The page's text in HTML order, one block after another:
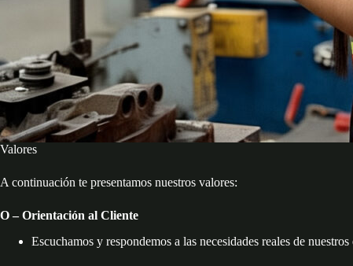
Valores
A continuación te presentamos nuestros valores:
O – Orientación al Cliente
Escuchamos y respondemos a las necesidades reales de